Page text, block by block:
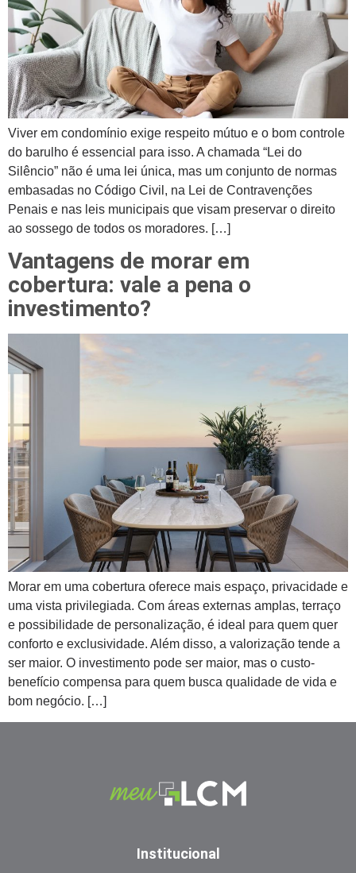
Viver em condomínio exige respeito mútuo e o bom controle
do barulho é essencial para isso. A chamada “Lei do
Silêncio” não é uma lei única, mas um conjunto de normas
embasadas no Código Civil, na Lei de Contravenções
Penais e nas leis municipais que visam preservar o direito
ao sossego de todos os moradores. […]
Vantagens de morar em
cobertura: vale a pena o
investimento?
Morar em uma cobertura oferece mais espaço, privacidade e
uma vista privilegiada. Com áreas externas amplas, terraço
e possibilidade de personalização, é ideal para quem quer
conforto e exclusividade. Além disso, a valorização tende a
ser maior. O investimento pode ser maior, mas o custo-
benefício compensa para quem busca qualidade de vida e
bom negócio. […]
Institucional